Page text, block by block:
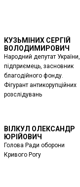
КУЗЬМІНИХ СЕРГІЙ
ВОЛОДИМИРОВИЧ
Народний депутат України,
підприємець, засновник
благодійного фонду.
Фігурант антикорупційних
розслідувань
ВІЛКУЛ ОЛЕКСАНДР
ЮРІЙОВИЧ
Голова Ради оборони
Кривого Рогу